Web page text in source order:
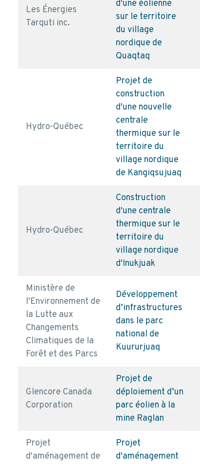
Les Énergies
Tarquti inc.
d'une éolienne
sur le territoire
du village
nordique de
Quaqtaq
Hydro-Québec
Projet de
construction
d'une nouvelle
centrale
thermique sur le
territoire du
village nordique
de Kangiqsujuaq
Hydro-Québec
Construction
d'une centrale
thermique sur le
territoire du
village nordique
d'Inukjuak
Ministère de
l'Environnement de
la Lutte aux
Changements
Climatiques de la
Forêt et des Parcs
Développement
d’infrastructures
dans le parc
national de
Kuururjuaq
Glencore Canada
Corporation
Projet de
déploiement d’un
parc éolien à la
mine Raglan
Projet
d'aménagement de
Projet
d'aménagement